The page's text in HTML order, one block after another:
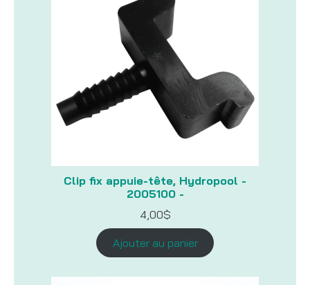
Clip fix appuie-tête, Hydropool -
2005100 -
4,00$
Ajouter au panier